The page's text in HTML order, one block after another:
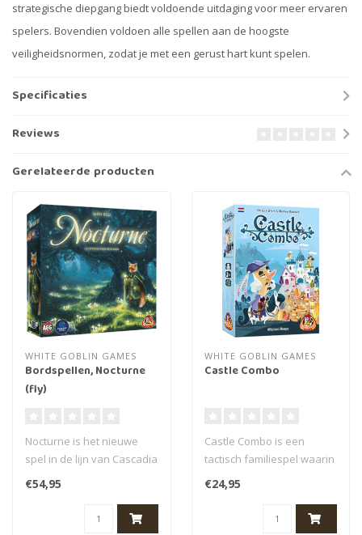
strategische diepgang biedt voldoende uitdaging voor meer ervaren
spelers. Bovendien voldoen alle spellen aan de hoogste
veiligheidsnormen, zodat je met een gerust hart kunt spelen.
Specificaties
Reviews
Gerelateerde producten
WHITE GOBLIN GAMES
Bordspellen, Nocturne
(fly)
Nocturne is het nieuwe
spel in de lijn van Cascadia
en Calico en voegt een
gehee..
€54,95
WHITE GOBLIN GAMES
Castle Combo
Castle Combo is een
tactisch familiespel waarin
spelers gelijktijdig bouwen
aan ..
€24,95